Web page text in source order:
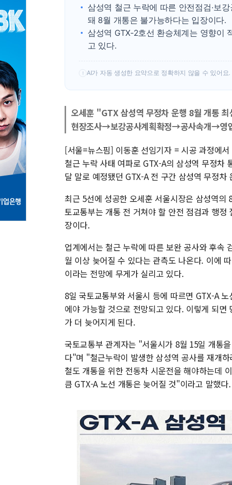
삼성역 철근 누락에 따른 안전점검·보
돼 8월 개통은 불가능하다는 입장이다.
삼성역 GTX-2호선 환승체계는 영향이
고 있다.
! AI가 자동 생성한 요약으로 정확하지 않을 수 있어요.
오세훈 "GTX 삼성역 무정차 운행 8월 개통
현장조사→보강공사계획확정→공사속개→영
[서울=뉴스핌] 이동훈 선임기자 = 시공 과정에
철근 누락 사태 여파로 GTX-A의 삼성역 무정차
달 말로 예정됐던 GTX-A 전 구간 삼성역 무정
최근 5선에 성공한 오세훈 서울시장은 삼성역
토교통부는 개통 전 거쳐야 할 안전 점검과 행
장이다.
업계에서는 철근 누락에 따른 보완 공사와 후속
월 이상 늦어질 수 있다는 관측도 나온다. 이에
이라는 전망에 무게가 실리고 있다.
8일 국토교통부와 서울시 등에 따르면 GTX-A
에야 가능할 것으로 전망되고 있다. 이렇게 되
가 더 늦어지게 된다.
국토교통부 관계자는 "서울시가 8월 15일 개통
다"며 "철근누락이 발생한 삼성역 공사를 재개
철도 개통을 위한 전동차 시운전을 해야하는데
큼 GTX-A 노선 개통은 늦어질 것"이라고 말했다.